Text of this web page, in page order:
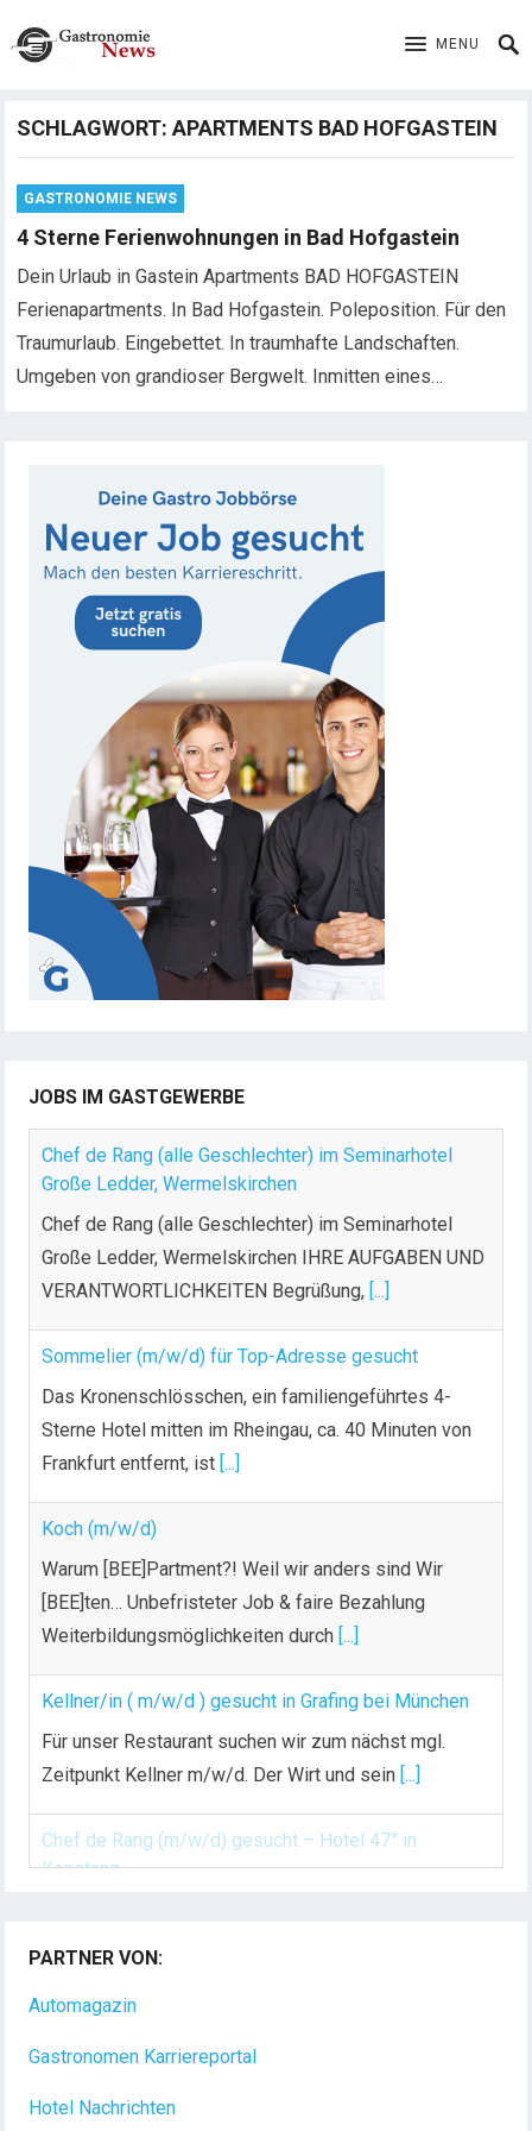
MENU
SCHLAGWORT:APARTMENTS BAD HOFGASTEIN
GASTRONOMIE NEWS
4 Sterne Ferienwohnungen in Bad Hofgastein
Dein Urlaub in Gastein Apartments BAD HOFGASTEIN
Ferienapartments. In Bad Hofgastein. Poleposition. Für den
Traumurlaub. Eingebettet. In traumhafte Landschaften.
Umgeben von grandioser Bergwelt. Inmitten eines…
JOBS IM GASTGEWERBE
Chef de Rang (alle Geschlechter) im Seminarhotel
Große Ledder, Wermelskirchen
Chef de Rang (alle Geschlechter) im Seminarhotel
Große Ledder, Wermelskirchen IHRE AUFGABEN UND
VERANTWORTLICHKEITEN Begrüßung, [...]
Sommelier (m/w/d) für Top-Adresse gesucht
Das Kronenschlösschen, ein familiengeführtes 4-
Sterne Hotel mitten im Rheingau, ca. 40 Minuten von
Frankfurt entfernt, ist [...]
Koch (m/w/d)
Warum [BEE]Partment?! Weil wir anders sind Wir
[BEE]ten… Unbefristeter Job & faire Bezahlung
Weiterbildungsmöglichkeiten durch [...]
Kellner/in ( m/w/d ) gesucht in Grafing bei München
Für unser Restaurant suchen wir zum nächst mgl.
Zeitpunkt Kellner m/w/d. Der Wirt und sein [...]
Chef de Rang (m/w/d) gesucht – Hotel 47° in
Konstanz